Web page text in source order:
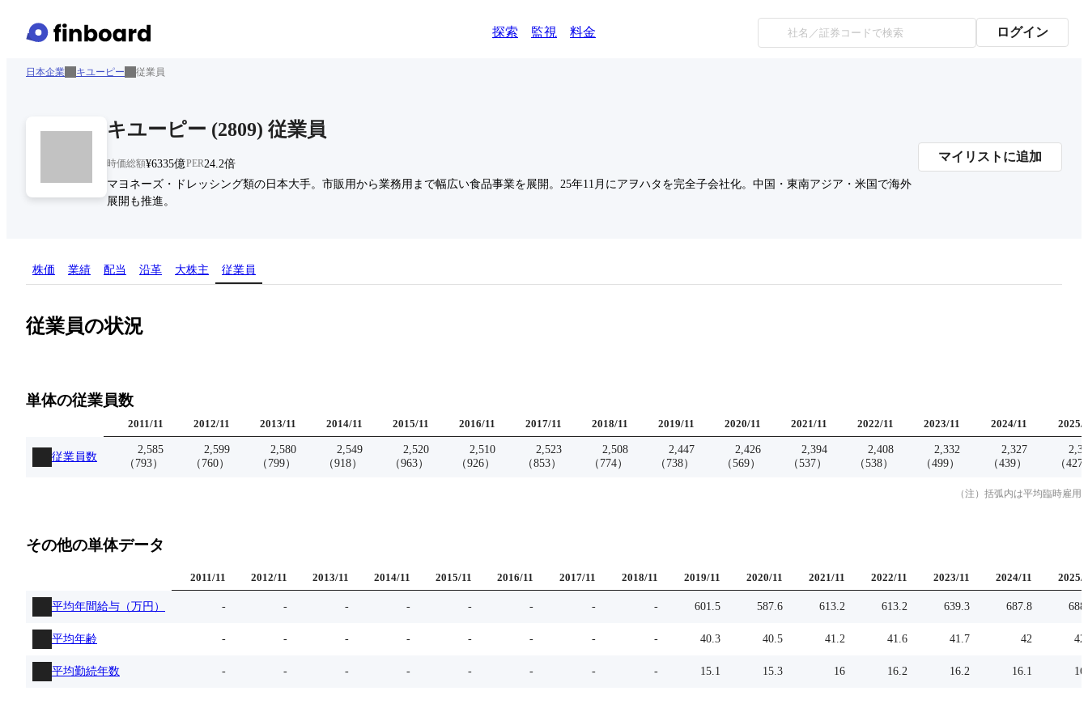
探索 監視 料金 ログイン
日本企業 キユーピー 従業員
キユーピー (2809) 従業員
時価総額¥6335億PER24.2倍
マヨネーズ・ドレッシング類の日本大手。市販用から業務用まで幅広い食品事業を展開。25年11月にアヲハタを完全子会社化。中国・東南アジア・米国で海外
展開も推進。
マイリストに追加
株価 業績 配当 沿革 大株主 従業員
従業員の状況
単体の従業員数
2011/11 2012/11 2013/11 2014/11 2015/11 2016/11 2017/11 2018/11 2019/11 2020/11 2021/11 2022/11 2023/11 2024/11 2025/
従業員数
2,585
（ 793）
2,599
（ 760）
2,580
（ 799）
2,549
（918）
2,520
（963）
2,510
（926）
2,523
（853）
2,508
（ 774）
2,447
（ 738）
2,426
（569）
2,394
（537）
2,408
（538）
2,332
（499）
2,327
（439）
（427
（注）括弧内は平均臨時雇用
その他の単体データ
2011/11 2012/11 2013/11 2014/11 2015/11 2016/11 2017/11 2018/11 2019/11 2020/11 2021/11 2022/11 2023/11 2024/11 2025/
平均年間給与（万円） - - - - - - - - 601.5 587.6 613.2 613.2 639.3 687.8
平均年齢 - - - - - - - - 40.3 40.5 41.2 41.6 41.7 42
平均勤続年数 - - - - - - - - 15.1 15.3 16 16.2 16.2 16.1